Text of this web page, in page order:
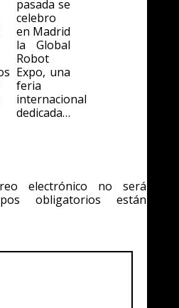
pasada se
celebro
en Madrid
la Global
Robot
Expo, una
feria
internacional
dedicada…
electrónico no será
obligatorios están